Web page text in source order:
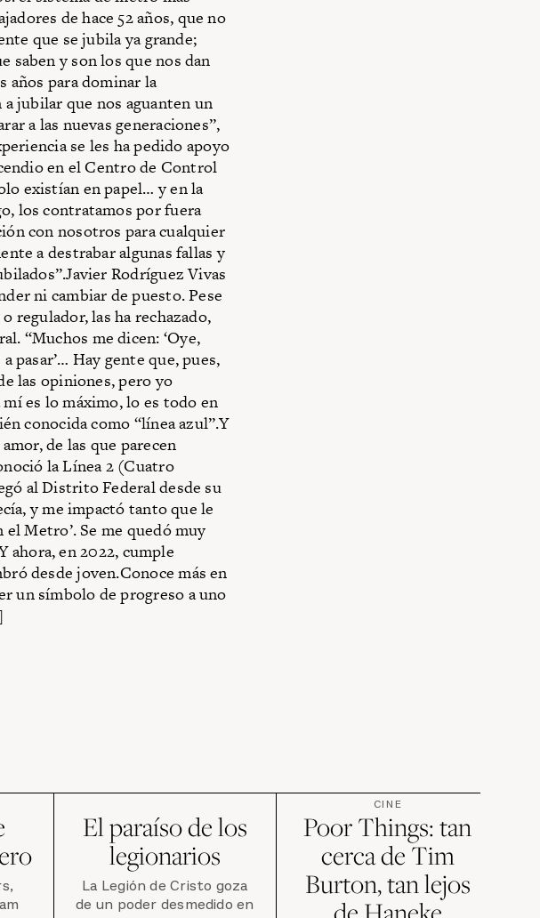
de hace 52 años, que no
que se jubila ya grande;
saben y son los que nos dan
años para dominar la
jubilar que nos aguanten un
a las nuevas generaciones”,
se les ha pedido apoyo
en el Centro de Control
existían en papel… y en la
los contratamos por fuera
con nosotros para cualquier
a destrabar algunas fallas y
Rodríguez Vivas
ni cambiar de puesto. Pese
regulador, las ha rechazado,
“Muchos me dicen: ‘Oye,
pasar’… Hay gente que, pues,
las opiniones, pero yo
es lo máximo, lo es todo en
conocida como “línea azul”.Y
de las que parecen
la Línea 2 (Cuatro
al Distrito Federal desde su
y me impactó tanto que le
el Metro’. Se me quedó muy
ahora, en 2022, cumple
desde joven.Conoce más en
un símbolo de progreso a uno
El paraíso de los
legionarios
La Legión de Cristo goza
de un poder desmedido en
CINE
Poor Things: tan
cerca de Tim
Burton, tan lejos